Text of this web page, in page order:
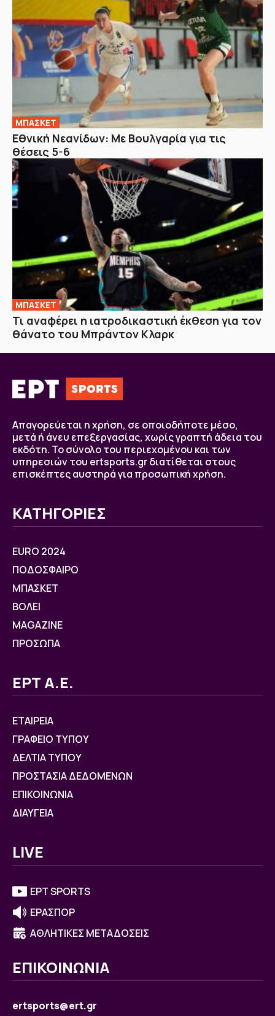
ΜΠΑΣΚΕΤ
Εθνική Νεανίδων: Με Βουλγαρία για τις
θέσεις 5-6
ΜΠΑΣΚΕΤ
Τι αναφέρει η ιατροδικαστική έκθεση για τον
θάνατο του Μπράντον Κλαρκ
Απαγορεύεται η χρήση, σε οποιοδήποτε μέσο,
μετά ή άνευ επεξεργασίας, χωρίς γραπτή άδεια του
εκδότη. Το σύνολο του περιεχομένου και των
υπηρεσιών του ertsports.gr διατίθεται στους
επισκέπτες αυστηρά για προσωπική χρήση.
ΚΑΤΗΓΟΡΙΕΣ
EURO 2024
ΠΟΔΟΣΦΑΙΡΟ
ΜΠΑΣΚΕΤ
ΒOΛΕΙ
MAGAZINE
ΠΡΟΣΩΠΑ
ΕΡΤ Α.Ε.
ΕΤΑΙΡΕΙΑ
ΓΡΑΦΕΙΟ ΤΥΠΟΥ
ΔΕΛΤΙΑ ΤΥΠΟΥ
ΠΡΟΣΤΑΣΙΑ ΔΕΔΟΜΕΝΩΝ
ΕΠΙΚΟΙΝΩΝΙΑ
ΔΙΑΥΓΕΙΑ
LIVE
ΕΡΤ SPORTS
ΕΡΑΣΠΟΡ
ΑΘΛΗΤΙΚΕΣ ΜΕΤΑΔΟΣΕΙΣ
ΕΠΙΚΟΙΝΩΝΙΑ
ertsports@ert.gr